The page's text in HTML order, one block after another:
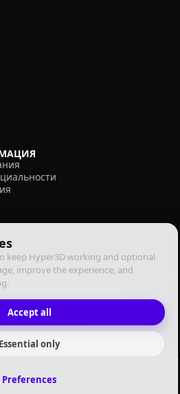
keep Hyper3D working and optional
improve the experience, and
Accept all
Essential only
Preferences
права защищены